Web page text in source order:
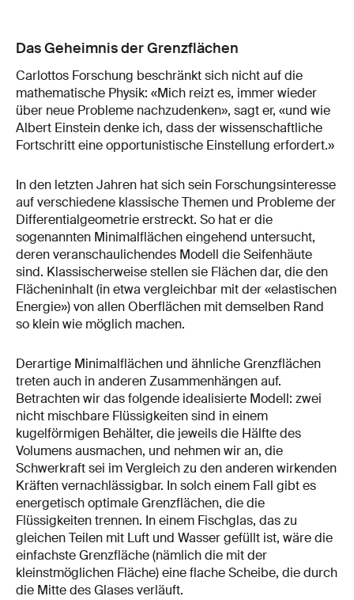
Das Geheimnis der Grenzflächen
Carlottos Forschung beschränkt sich nicht auf die
mathematische Physik: «Mich reizt es, immer wieder
über neue Probleme nachzudenken», sagt er, «und wie
Albert Einstein denke ich, dass der wissenschaftliche
Fortschritt eine opportunistische Einstellung erfordert.»
In den letzten Jahren hat sich sein Forschungsinteresse
auf verschiedene klassische Themen und Probleme der
Differentialgeometrie erstreckt. So hat er die
sogenannten Minimalflächen eingehend untersucht,
deren veranschaulichendes Modell die Seifenhäute
sind. Klassischerweise stellen sie Flächen dar, die den
Flächeninhalt (in etwa vergleichbar mit der «elastischen
Energie») von allen Oberflächen mit demselben Rand
so klein wie möglich machen.
Derartige Minimalflächen und ähnliche Grenzflächen
treten auch in anderen Zusammenhängen auf.
Betrachten wir das folgende idealisierte Modell: zwei
nicht mischbare Flüssigkeiten sind in einem
kugelförmigen Behälter, die jeweils die Hälfte des
Volumens ausmachen, und nehmen wir an, die
Schwerkraft sei im Vergleich zu den anderen wirkenden
Kräften vernachlässigbar. In solch einem Fall gibt es
energetisch optimale Grenzflächen, die die
Flüssigkeiten trennen. In einem Fischglas, das zu
gleichen Teilen mit Luft und Wasser gefüllt ist, wäre die
einfachste Grenzfläche (nämlich die mit der
kleinstmöglichen Fläche) eine flache Scheibe, die durch
die Mitte des Glases verläuft.